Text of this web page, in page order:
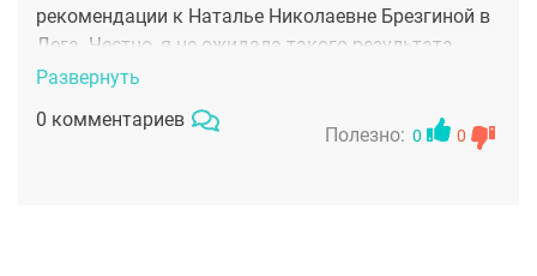
рекомендации к Наталье Николаевне Брезгиной в
Дега. Честно, я не ожидала такого результата,
причем сразу. Препарат был Ювидер Волум, и
высокими, как и раньше, брыли стали менее
Развернуть
0 комментариев
Полезно: 0 0